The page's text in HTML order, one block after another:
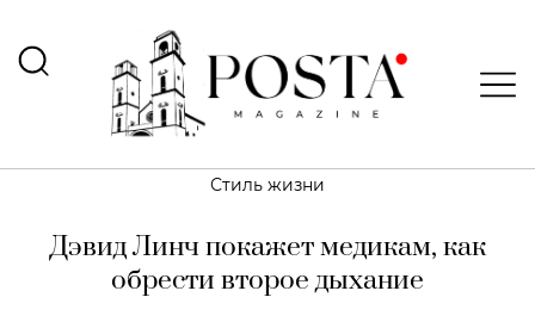
Стиль жизни
Дэвид Линч покажет медикам, как
обрести второе дыхание